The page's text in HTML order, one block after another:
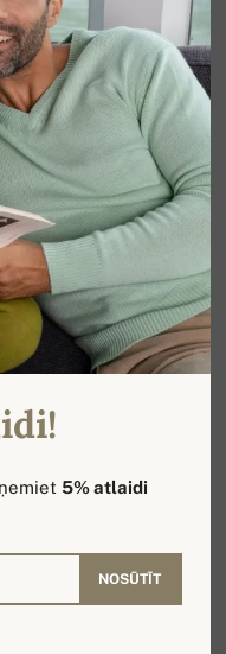
5% atlaidi
NOSŪTĪT